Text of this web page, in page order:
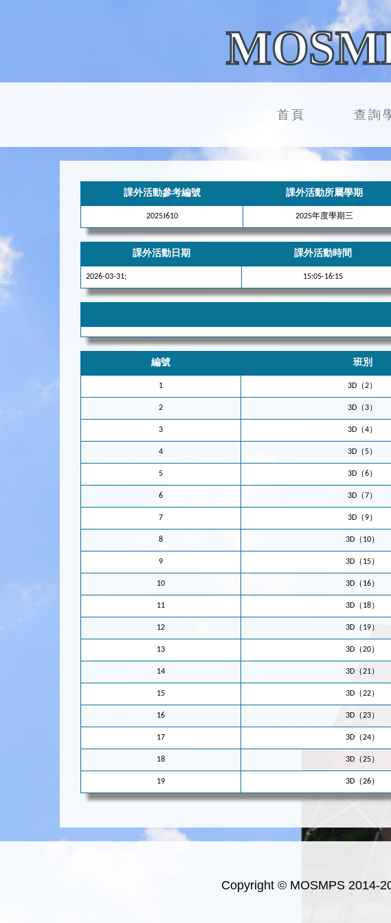
首頁 查詢
課外活動參考編號 課外活動所屬學期
2025J610 2025年度學期三
課外活動日期 課外活動時間
2026-03-31; 15:05-16:15
編號 班別
1 3D（2）
2 3D（3）
3 3D（4）
4 3D（5）
5 3D（6）
6 3D（7）
7 3D（9）
8 3D（10）
9 3D（15）
10 3D（16）
11 3D（18）
12 3D（19）
13 3D（20）
14 3D（21）
15 3D（22）
16 3D（23）
17 3D（24）
18 3D（25）
19 3D（26）
Copyright © MOSMPS 2014-